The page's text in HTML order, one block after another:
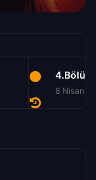
4.Bölüm
8 Nisan